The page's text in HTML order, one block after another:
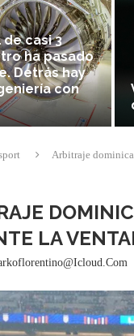
casi 3
ha pasado
Detrás hay
con
Arbitraje
LA